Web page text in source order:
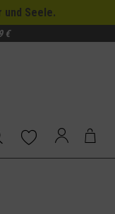
Seele.
€